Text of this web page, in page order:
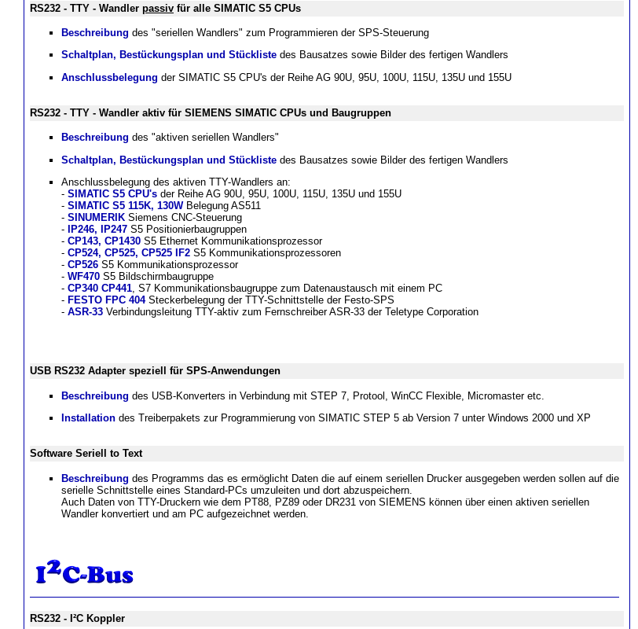
RS232 - TTY - Wandler passiv für alle SIMATIC S5 CPUs
Beschreibung des "seriellen Wandlers" zum Programmieren der SPS-Steuerung
Schaltplan, Bestückungsplan und Stückliste des Bausatzes sowie Bilder des fertigen Wandlers
Anschlussbelegung der SIMATIC S5 CPU's der Reihe AG 90U, 95U, 100U, 115U, 135U und 155U
RS232 - TTY - Wandler aktiv für SIEMENS SIMATIC CPUs und Baugruppen
Beschreibung des "aktiven seriellen Wandlers"
Schaltplan, Bestückungsplan und Stückliste des Bausatzes sowie Bilder des fertigen Wandlers
Anschlussbelegung des aktiven TTY-Wandlers an:
- SIMATIC S5 CPU's der Reihe AG 90U, 95U, 100U, 115U, 135U und 155U
- SIMATIC S5 115K, 130W Belegung AS511
- SINUMERIK Siemens CNC-Steuerung
-
IP246, IP247 S5 Positionierbaugruppen
- CP143, CP1430 S5 Ethernet Kommunikationsprozessor
- CP524, CP525, CP525 IF2 S5 Kommunikationsprozessoren
- CP526 S5 Kommunikationsprozessor
- WF470 S5 Bildschirmbaugruppe
- CP340 CP441 , S7 Kommunikationsbaugruppe zum Datenaustausch mit einem PC
- FESTO FPC 404Steckerbelegung der TTY-Schnittstelle der Festo-SPS
- ASR-33 Verbindungsleitung TTY-aktiv zum Fernschreiber ASR-33 der Teletype Corporation
USB RS232 Adapter speziell für SPS-Anwendungen
Beschreibung des USB-Konverters in Verbindung mit STEP 7, Protool, WinCC Flexible, Micromaster etc.
Installation des Treiberpakets zur Programmierung von SIMATIC STEP 5 ab Version 7 unter Windows 2000 und XP
Software Seriell to Text
Beschreibung des Programms das es ermöglicht Daten die auf einem seriellen Drucker ausgegeben werden sollen auf die
serielle Schnittstelle eines Standard-PCs umzuleiten und dort abzuspeichern.
Auch Daten von TTY-Druckern wie dem PT88, PZ89 oder DR231 von SIEMENS können über einen aktiven seriellen
Wandler konvertiert und am PC aufgezeichnet werden.
RS232 - I²C Koppler